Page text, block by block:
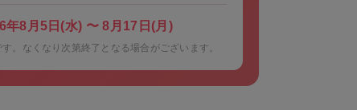
年8月5日(水) 〜 8月17日(月)
。なくなり次第終了となる場合がございます。